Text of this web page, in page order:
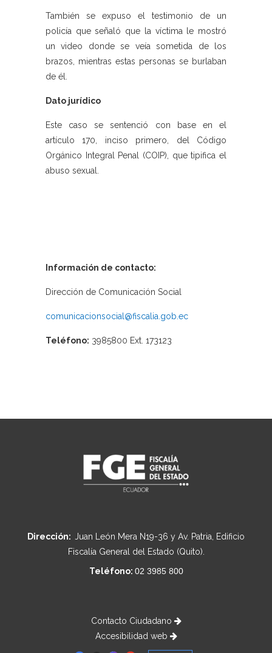
También se expuso el testimonio de un
policía que señaló que la víctima le mostró
un video donde se veía sometida de los
brazos, mientras estas personas se burlaban
de él.
Dato jurídico
Este caso se sentenció con base en el
artículo 170, inciso primero, del Código
Orgánico Integral Penal (COIP), que tipifica el
abuso sexual.
Información de contacto:
Dirección de Comunicación Social
comunicacionsocial@fiscalia.gob.ec
Teléfono: 3985800 Ext. 173123
Dirección: Juan León Mera N19-36 y Av. Patria, Edificio
Fiscalía General del Estado (Quito).
Teléfono: 02 3985 800
Contacto Ciudadano
Accesibilidad web